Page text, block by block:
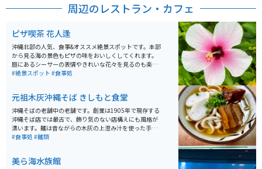
周辺のレストラン・カフェ
ピザ喫茶 花人逢
沖縄北部の人気、食事&オススメ絶景スポットです。本部
から見る海の景色もピザの味をおいしくしてくれます。
庭にあるシーサーの表情やきれいな花々を見るのも楽し
いです。ピザ、野菜サラダ、本部産アセロラジュース、
#絶景スポット #食事処
元祖木灰沖縄そば きしもと食堂
沖縄そばの老舗中の老舗です。創業は1905年で現存する
沖縄そば店では最古で、飾り気のない店構えにも風格が
漂います。麺は昔ながらの木灰の上澄み汁を使った手打
ち自家製麺となっています。伝統を継承しており、麺の
もオススメです。
#食事処 #麺類
美ら海水族館